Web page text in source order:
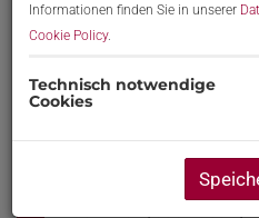
Beschreibung
Informationen finden Sie in unserer
Cookie Policy.
Technisch notwendige
Cookies